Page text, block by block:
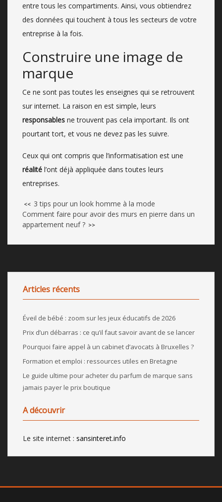
entre tous les compartiments. Ainsi, vous obtiendrez
des données qui touchent à tous les secteurs de votre
entreprise à la fois.
Construire une image de
marque
Ce ne sont pas toutes les enseignes qui se retrouvent
sur internet. La raison en est simple, leurs
responsables ne trouvent pas cela important. Ils ont
pourtant tort, et vous ne devez pas les suivre.
Ceux qui ont compris que l’informatisation est une
réalité l’ont déjà appliquée dans toutes leurs
entreprises.
<< 3 tips pour un look homme à la mode
Comment faire pour avoir des murs en pierre dans un
appartement neuf ? >>
Articles récents
Éveil de bébé : zoom sur les jeux éducatifs de 2026
Prix d’un débarras : ce qu’il faut savoir avant de se lancer
Pourquoi faire appel à un cabinet d’avocats à Bruxelles ?
Formation et emploi : ressources utiles en Bretagne
Le guide ultime pour acheter du parfum de marque sans
jamais payer le prix boutique
A découvrir
Le site internet : sansinteret.info